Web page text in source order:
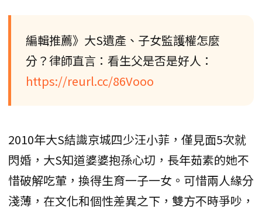
編輯推薦》大S遺產、子女監護權怎麼
分？律師直言：看生父是否是好人：
https://reurl.cc/86Vooo
2010年大S結識京城四少汪小菲，僅見面5次就
閃婚，大S知道婆婆抱孫心切，長年茹素的她不
惜破解吃葷，換得生育一子一女。可惜兩人緣分
淺薄，在文化和個性差異之下，雙方不時爭吵，